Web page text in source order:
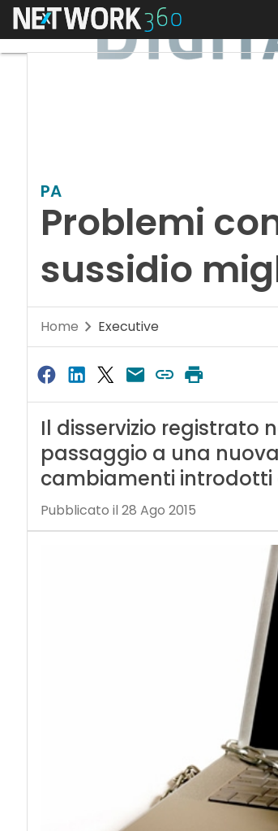
Menu
PA
Problemi
sussidio
Home Executive
Il disservizio registrato
passaggio a una
cambiamenti introdotti
Pubblicato il 28 Ago 2015